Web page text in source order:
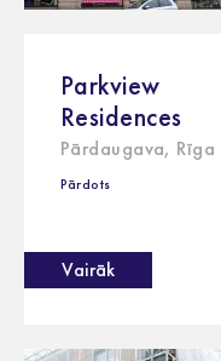
Parkview
Residences
Pārdaugava, Rīga
Pārdots
Vairāk